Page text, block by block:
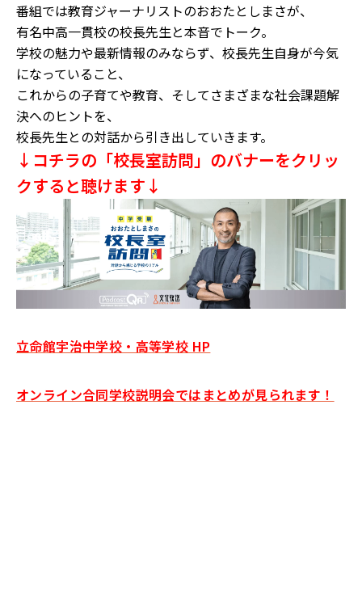
番組では教育ジャーナリストのおおたとしまさが、
有名中高一貫校の校長先生と本音でトーク。
学校の魅力や最新情報のみならず、校長先生自身が今気
になっていること、
これからの子育てや教育、そしてさまざまな社会課題解
決へのヒントを、
校長先生との対話から引き出していきます。
↓コチラの「校長室訪問」のバナーをクリッ
クすると聴けます↓
立命館宇治中学校・高等学校 HP
オンライン合同学校説明会ではまとめが見られます！